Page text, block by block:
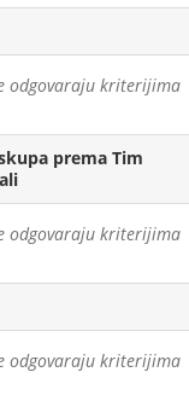
odgovaraju kriterijima
prema Tim
odgovaraju kriterijima
odgovaraju kriterijima